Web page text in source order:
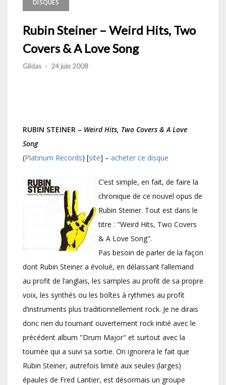
DISQUES
Rubin Steiner – Weird Hits, Two
Covers & A Love Song
Gildas - 24 juin 2008
RUBIN STEINER – Weird Hits, Two Covers & A Love
Song
(Platinum Records) [site] – acheter ce disque
C’est simple, en fait, de faire la
chronique de ce nouvel opus de
Rubin Steiner. Tout est dans le
titre : "Weird Hits, Two Covers
& A Love Song".
Pas besoin de parler de la façon
dont Rubin Steiner a évolué, en délaissant l’allemand
au profit de l’anglais, les samples au profit de sa propre
voix, les synthés ou les boîtes à rythmes au profit
d’instruments plus traditionnellement rock. Je ne dirais
donc rien du tournant ouvertement rock initié avec le
précédent album "Drum Major" et surtout avec la
tournée qui a suivi sa sortie. On ignorera le fait que
Rubin Steiner, autrefois limité aux seules (larges)
épaules de Fred Lantier, est désormais un groupe